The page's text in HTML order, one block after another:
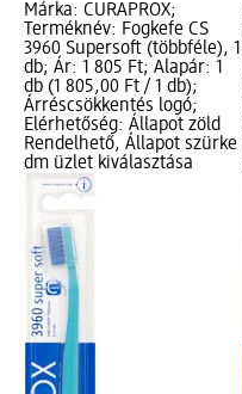
Márka: CURAPROX;
Terméknév: Fogkefe CS
3960 Supersoft (többféle), 1
db; Ár: 1 805 Ft; Alapár: 1
db (1 805,00 Ft / 1 db);
Árréscsökkentés logó;
Elérhetőség: Állapot zöld
Rendelhető, Állapot szürke
dm üzlet kiválasztása